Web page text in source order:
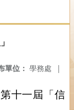
單位： 學務處 |
十一屆「信